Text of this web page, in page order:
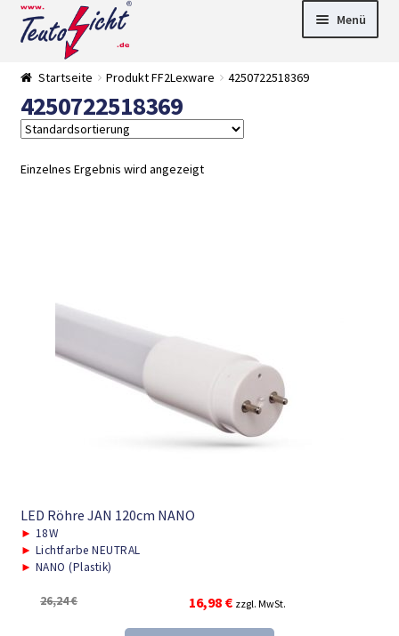
Zur
Navigation
springen
Springe
zum
Menü
►
Startseite Produkt FF2Lexware 4250722518369
4250722518369
Einzelnes Ergebnis wird angezeigt
LED Röhre JAN 120cm NANO
► 18W
► Lichtfarbe NEUTRAL
► NANO (Plastik)
26,24€
Ursprünglicher
Preis
16,98 €Aktueller
Preis
zzgl. MwSt.